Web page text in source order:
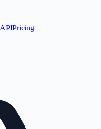
APIPricing